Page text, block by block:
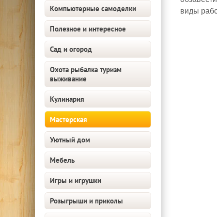
Компьютерные самоделки
Полезное и интересное
Сад и огород
Охота рыбалка туризм
выживание
Кулинария
Мастерская
Уютный дом
Мебель
Игры и игрушки
Розыгрыши и приколы
виды